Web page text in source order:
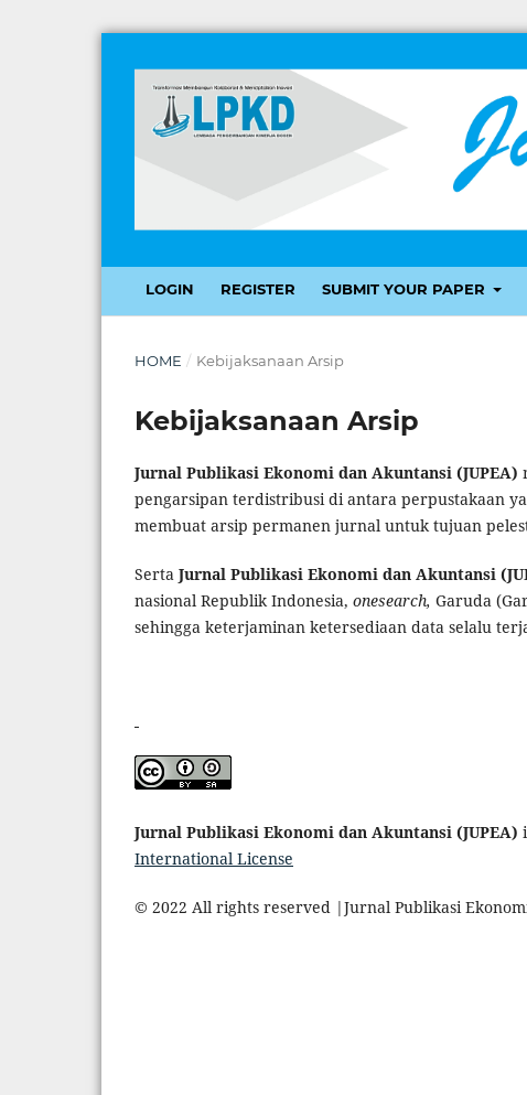
LOGIN REGISTER SUBMIT YOUR PAPER
HOME / Kebijaksanaan Arsip
Kebijaksanaan Arsip
Jurnal Publikasi Ekonomi dan Akuntansi (JUPEA)
pengarsipan terdistribusi di antara perpustakaan
membuat arsip permanen jurnal untuk tujuan
Serta Jurnal Publikasi Ekonomi dan Akuntansi
nasional Republik Indonesia, onesearch, Garuda
sehingga keterjaminan ketersediaan data selalu
Jurnal Publikasi Ekonomi dan Akuntansi (JUPEA)
International License
© 2022 All rights reserved |Jurnal Publikasi